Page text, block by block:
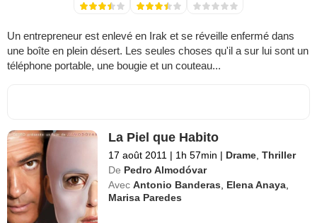
Un entrepreneur est enlevé en Irak et se réveille enfermé dans
une boîte en plein désert. Les seules choses qu'il a sur lui sont un
téléphone portable, une bougie et un couteau...
La Piel que Habito
17 août 2011 | 1h 57min | Drame ,Thriller
De Pedro Almodóvar
Avec Antonio Banderas Elena Anaya
Marisa Paredes